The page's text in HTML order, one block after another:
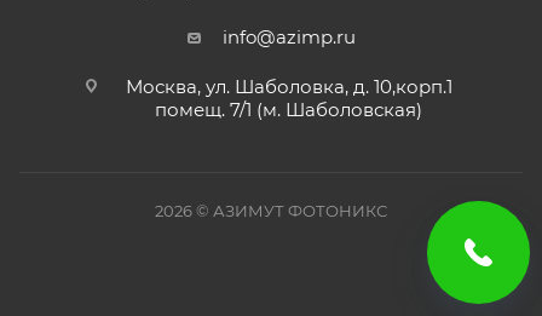
info@azimp.ru
Москва, ул. Шаболовка, д. 10,корп.1
помещ. 7/1 (м. Шаболовская)
2026© АЗИМУТ ФОТОНИКС